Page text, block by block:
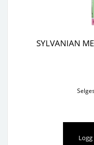
SYLVANIAN